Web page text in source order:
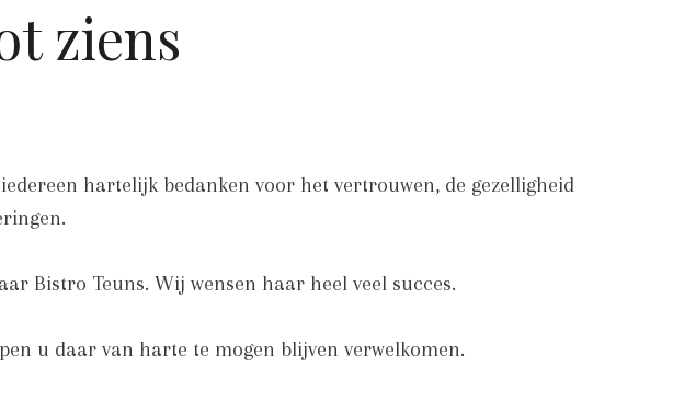
ziens
hartelijk bedanken voor het vertrouwen, de gezelligheid
Bistro Teuns. Wij wensen haar heel veel succes.
u daar van harte te mogen blijven verwelkomen.